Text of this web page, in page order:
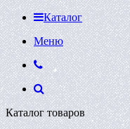
Каталог
Меню
Каталог товаров